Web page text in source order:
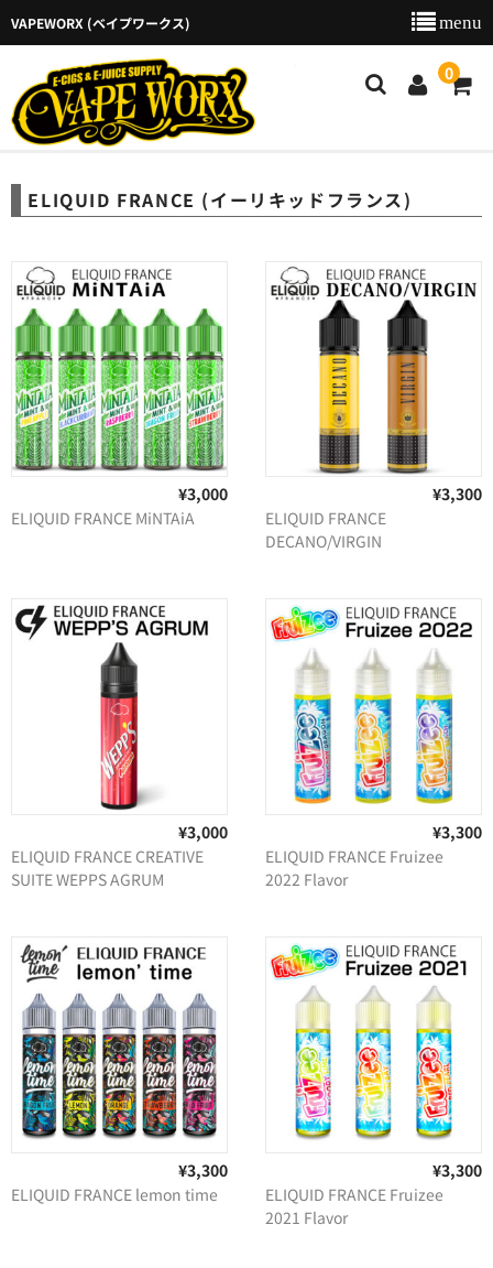
VAPEWORX (ベイプワークス)
0
ご利用ガイド
特定商取引法に基づく表示
店舗のご案内
お問い合わせ
カート
ELIQUID FRANCE (イーリキッドフランス)
¥3,000
ELIQUID FRANCE MiNTAiA
¥3,300
ELIQUID FRANCE
DECANO/VIRGIN
¥3,000
ELIQUID FRANCE CREATIVE
SUITE WEPPS AGRUM
¥3,300
ELIQUID FRANCE Fruizee
2022 Flavor
¥3,300
ELIQUID FRANCE lemon time
¥3,300
ELIQUID FRANCE Fruizee
2021 Flavor